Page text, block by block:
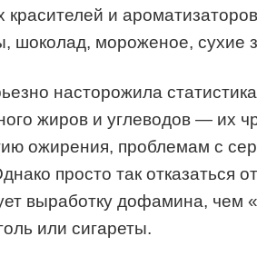
красителей и
шоколад, мороженое, сухие
насторожила
жиров и углеводов — их
ожирения, проблемам с
просто так отказаться
выработку дофамина, чем
или сигареты.